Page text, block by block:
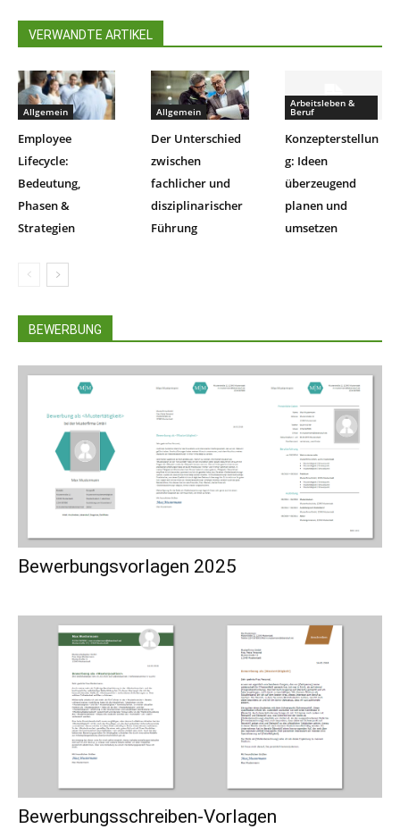
VERWANDTE ARTIKEL
Allgemein
Employee
Lifecycle:
Bedeutung,
Phasen &
Strategien
Allgemein
Der Unterschied
zwischen
fachlicher und
disziplinarischer
Führung
Arbeitsleben &
Beruf
Konzepterstellun
g: Ideen
überzeugend
planen und
umsetzen
BEWERBUNG
Bewerbungsvorlagen 2025
Bewerbungsschreiben-Vorlagen